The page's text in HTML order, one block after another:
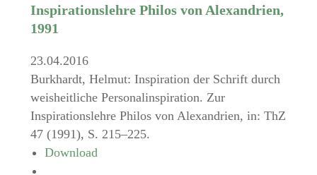
Inspirationslehre Philos von Alexandrien,
1991
23.04.2016
Burkhardt, Helmut: Inspiration der Schrift durch
weisheitliche Personalinspiration. Zur
Inspirationslehre Philos von Alexandrien, in: ThZ
47 (1991), S. 215–225.
Download